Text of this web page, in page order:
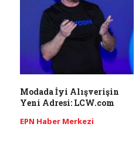
Modada İyi Alışverişin
Yeni Adresi: LCW.com
EPN Haber Merkezi